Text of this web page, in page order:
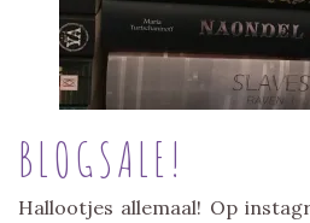
BLOGSALE!
Hallootjes allemaal! Op